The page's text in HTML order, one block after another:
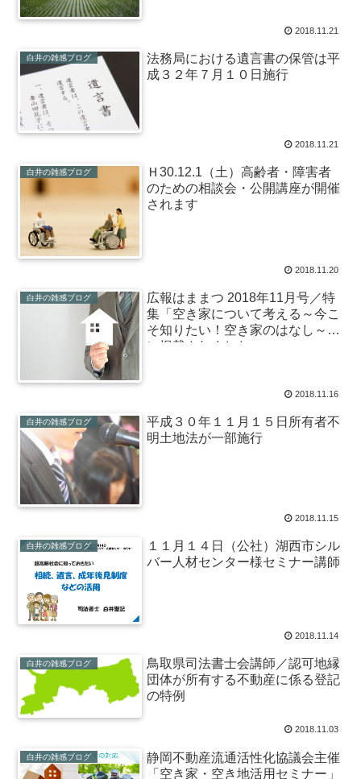
2018.11.21
白井の雑感ブログ
法務局における遺言書の保管は平
成３２年７月１０日施行
2018.11.21
白井の雑感ブログ
Ｈ30.12.1（土）高齢者・障害者
のための相談会・公開講座が開催
されます
2018.11.20
白井の雑感ブログ
広報はままつ 2018年11月号／特
集「空き家について考える～今こ
そ知りたい！空き家のはなし～」
に掲載されました
2018.11.16
白井の雑感ブログ
平成３０年１１月１５日所有者不
明土地法が一部施行
2018.11.15
白井の雑感ブログ
１１月１４日（公社）湖西市シル
バー人材センター様セミナー講師
2018.11.14
白井の雑感ブログ
鳥取県司法書士会講師／認可地縁
団体が所有する不動産に係る登記
の特例
2018.11.03
白井の雑感ブログ
静岡不動産流通活性化協議会主催
「空き家・空き地活用セミナー」